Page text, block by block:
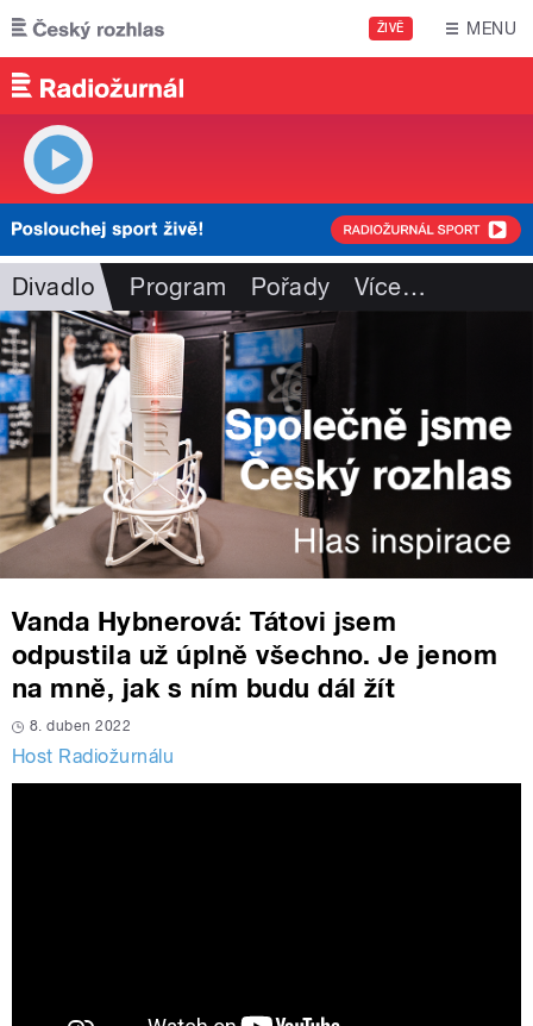
Přejít k hlavnímu obsahu
ŽIVĚ MENU
Divadlo Program Pořady Více…
Vanda Hybnerová: Tátovi jsem
odpustila už úplně všechno. Je jenom
na mně, jak s ním budu dál žít
8. duben 2022
Host Radiožurnálu